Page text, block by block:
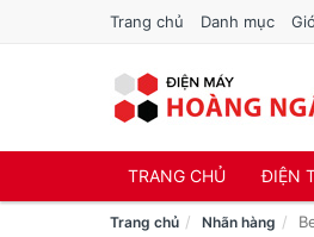
Trang chủ Danh mục
TRANG CHỦ ĐIỆN
Trang chủ Nhãn hàng